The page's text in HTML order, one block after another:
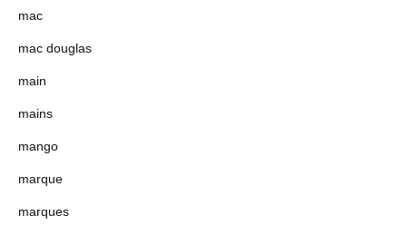
mac
mac douglas
main
mains
mango
marque
marques